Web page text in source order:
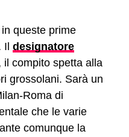
queste prime
Il designatore
il compito spetta alla
grossolani. Sarà un
Roma di
che le varie
comunque la